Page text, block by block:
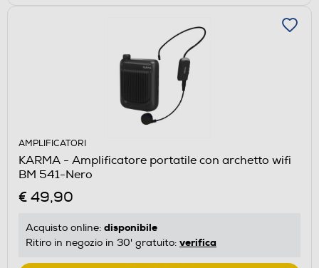
AMPLIFICATORI
KARMA - Amplificatore portatile con archetto wifi
BM 541-Nero
€ 49,90
Acquisto online: disponibile
Ritiro in negozio in 30' gratuito: verifica